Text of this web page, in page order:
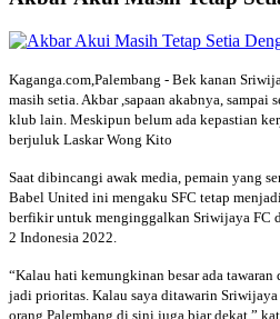
Kaganga.com,Palembang - Bek kanan
masih setia. Akbar ,sapaan akabnya, sampai
klub lain. Meskipun belum ada kepastian
berjuluk Laskar Wong Kito
Saat dibincangi awak media, pemain yang
Babel United ini mengaku SFC tetap
berfikir untuk menginggalkan Sriwijaya FC
2 Indonesia 2022.
“Kalau hati kemungkinan besar ada
jadi prioritas. Kalau saya ditawarin
orang Palembang di sini juga biar dekat,”